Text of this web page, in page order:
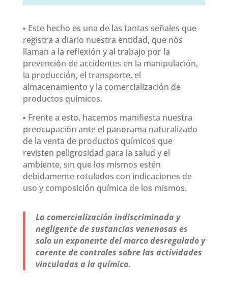
▪ Este hecho es una de las tantas señales que
registra a diario nuestra entidad, que nos
llaman a la reflexión y al trabajo por la
prevención de accidentes en la manipulación,
la producción, el transporte, el
almacenamiento y la comercialización de
productos químicos.
▪ Frente a esto, hacemos manifiesta nuestra
preocupación ante el panorama naturalizado
de la venta de productos químicos que
revisten peligrosidad para la salud y el
ambiente, sin que los mismos estén
debidamente rotulados con indicaciones de
uso y composición química de los mismos.
La comercialización indiscriminada y
negligente de sustancias venenosas es
solo un exponente del marco desregulado y
carente de controles sobre las actividades
vinculadas a la química.